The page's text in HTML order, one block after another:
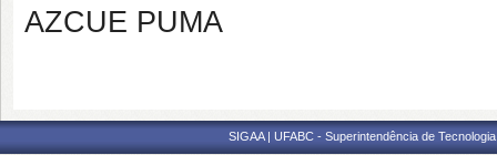
AZCUE PUMA
SIGAA | UFABC - Superintendência de